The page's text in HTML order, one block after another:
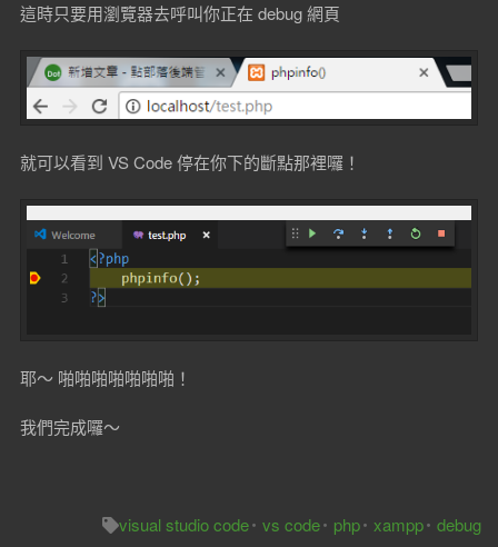
這時只要用瀏覽器去呼叫你正在 debug 網頁
就可以看到 VS Code 停在你下的斷點那裡囉！
耶～ 啪啪啪啪啪啪啪！
我們完成囉～
visual studio code vs code php xampp debug